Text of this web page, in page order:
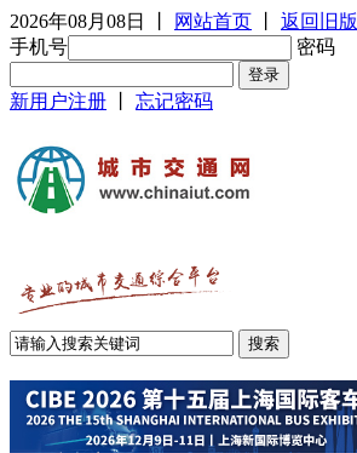
2026年08月08日 网站首页
返回旧版
手机号
密码
新用户注册 忘记密码